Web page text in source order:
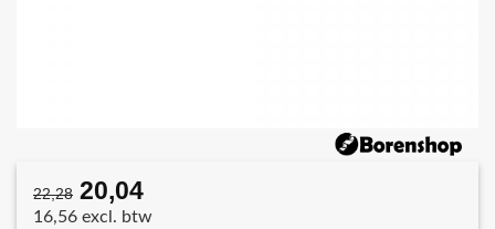
22,28 Oorspronkelijke
prijs
20,04Huidige
prijs
16,56 excl. btw